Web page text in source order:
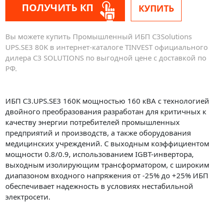
ПОЛУЧИТЬ КП КУПИТЬ
Вы можете купить Промышленный ИБП C3Solutions
UPS.SE3 80K в интернет-каталоге TINVEST официального
дилера C3 SOLUTIONS по выгодной цене с доставкой по
РФ.
ИБП C3.UPS.SE3 160K мощностью 160 кВА с технологией
двойного преобразования разработан для критичных к
качеству энергии потребителей промышленных
предприятий и производств, а также оборудования
медицинских учреждений. С выходным коэффициентом
мощности 0.8/0.9, использованием IGBT-инвертора,
выходным изолирующим трансформатором, с широким
диапазоном входного напряжения от -25% до +25% ИБП
обеспечивает надежность в условиях нестабильной
электросети.